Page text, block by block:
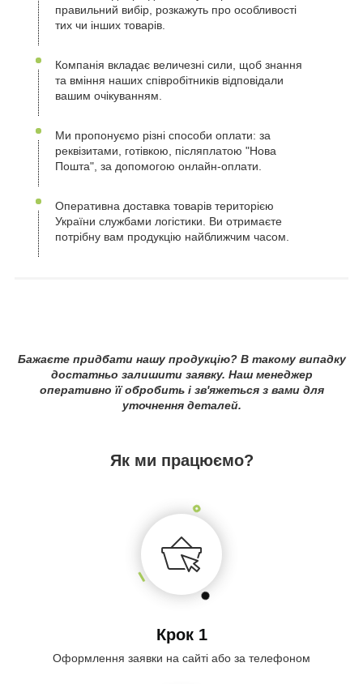
правильний вибір, розкажуть про особливості
тих чи інших товарів.
Компанія вкладає величезні сили, щоб знання
та вміння наших співробітників відповідали
вашим очікуванням.
Ми пропонуємо різні способи оплати: за
реквізитами, готівкою, післяплатою "Нова
Пошта", за допомогою онлайн-оплати.
Оперативна доставка товарів територією
України службами логістики. Ви отримаєте
потрібну вам продукцію найближчим часом.
Бажаєте придбати нашу продукцію? В такому випадку
достатньо залишити заявку. Наш менеджер
оперативно її обробить і зв'яжеться з вами для
уточнення деталей.
Як ми працюємо?
Крок 1
Оформлення заявки на сайті або за телефоном